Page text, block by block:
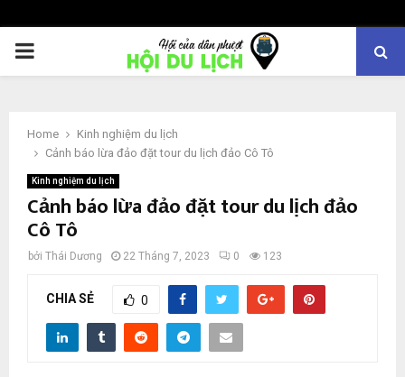
PRIMARY
Home
Kinh nghiệm du lịch
Cảnh báo lừa đảo đặt tour du lịch đảo Cô Tô
Kinh nghiệm du lịch
Cảnh báo lừa đảo đặt tour du lịch đảo
Cô Tô
bởi Thái Dương 22 Tháng 7, 2023 0 123
CHIA SẺ 0